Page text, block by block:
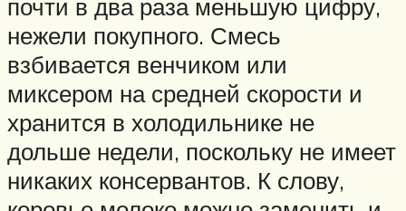
почти в два раза меньшую цифру,
нежели покупного. Смесь
взбивается венчиком или
миксером на средней скорости и
хранится в холодильнике не
дольше недели, поскольку не имеет
никаких консервантов. К слову,